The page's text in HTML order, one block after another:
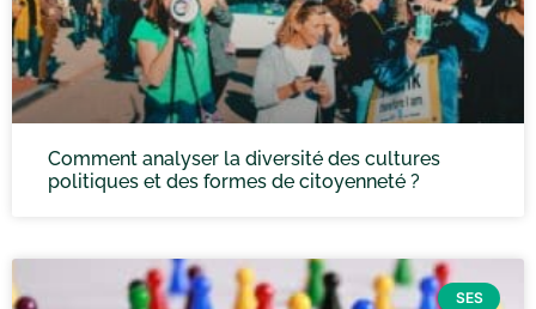
Comment analyser la diversité des cultures
politiques et des formes de citoyenneté ?
SES